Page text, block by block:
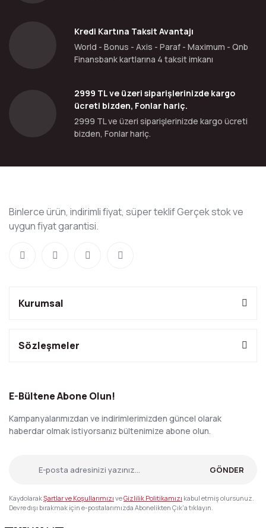
Kredi Kartına Taksit Avantajı
World - Bonus - Axis - Paraf - Maximum - Qnb
Finansbank kartlarına 4 taksit imkanı
2999 TL ve üzeri siparişlerinizde kargo
ücreti bizden, Fonlar hariç.
2999 TL ve üzeri siparişlerinizde kargo ücreti
bizden, Fonlar hariç.
Binlerce ürün, indirimli fiyat, süper teklif Gerçek stok ve
uygun fiyat garantisi.
Kurumsal
Sözleşmeler
E-Bültene Abone Olun!
Kampanyalarımızdan ve indirimlerimizden güncel olarak
haberdar olmak istiyorsanız bültenimize abone olun.
GÖNDER
KaydolarakŞartlar ve Koşullarımızı veGizlilik Politikamızı kabul etmiş olursunuz.
Devre dışı bırakmak için e-postalarımızda Abonelikten Çık'a tıklayın.